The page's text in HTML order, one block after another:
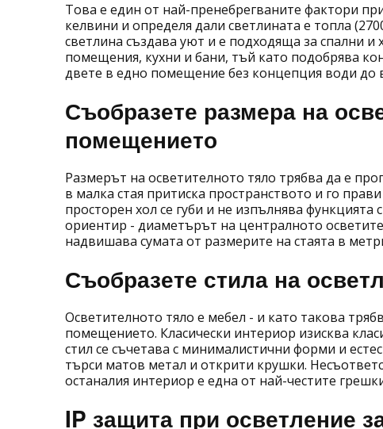
Това е един от най-пренебрегваните фактори
келвини и определя дали светлината е топла
светлина създава уют и е подходяща за спални
помещения, кухни и бани, тъй като подобрява
двете в едно помещение без концепция води до
Съобразете размера на
помещението
Размерът на осветителното тяло трябва да е
в малка стая притиска пространството и го
просторен хол се губи и не изпълнява функцията
ориентир - диаметърът на централното
надвишава сумата от размерите на стаята в
Съобразете стила на
Осветителното тяло е мебел - и като такова
помещението. Класически интериор изисква
стил се съчетава с минималистични форми и
търси матов метал и открити крушки.
останалия интериор е една от най-честите
IP защита при осветление